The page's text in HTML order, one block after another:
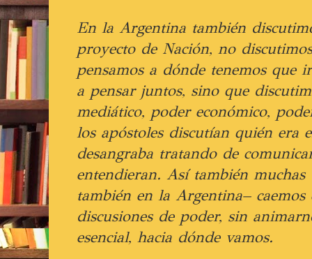
En la Argentina también
proyecto de Nación, no
pensamos a dónde tenemos que
a pensar juntos, sino que
mediático, poder económico,
los apóstoles discutían quién era
desangraba tratando de
entendieran. Así también muchas
también en la Argentina–
discusiones de poder, sin
esencial, hacia dónde vamos.